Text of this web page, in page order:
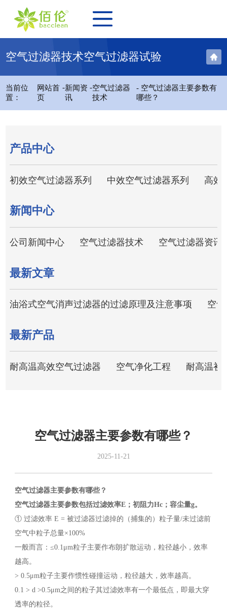
空气过滤器技术空气过滤器试验
当前位
置：
网站首
页
-新闻资
讯
-空气过滤器
技术
- 空气过滤器主要参数有
哪些？
产品中心
初效空气过滤器系列 中效空气过滤器系列 高效
新闻中心
公司新闻中心 空气过滤器技术 空气过滤器资讯
最新文章
油浴式空气消声过滤器的过滤原理及注意事项 空
最新产品
耐高温高效空气过滤器 空气净化工程 耐高温初
空气过滤器主要参数有哪些？
2025-11-21
空气过滤器主要参数有哪些？
空气过滤器主要参数包括过滤效率E；初阻力Hc；容尘量g。
① 过滤效率 E = 被过滤器过滤掉的（捕集的）粒子量/未过滤前
空气中粒子总量×100%
一般而言：≤0.1μm粒子主要作布朗扩散运动，粒径越小，效率
越高。
> 0.5μm粒子主要作惯性碰撞运动，粒径越大，效率越高。
0.1 > d >0.5μm之间的粒子其过滤效率有一个最低点，即最大穿
透率的粒径。